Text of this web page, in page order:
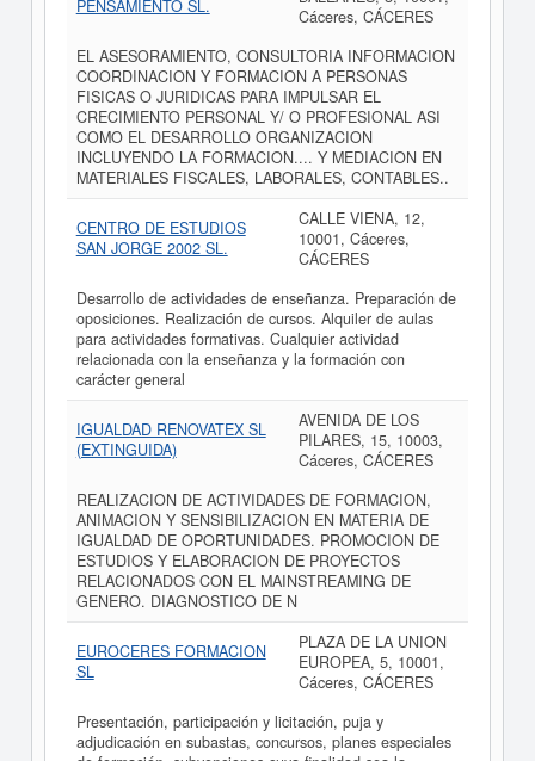
PENSAMIENTO SL.
Cáceres, CÁCERES
EL ASESORAMIENTO, CONSULTORIA INFORMACION
COORDINACION Y FORMACION A PERSONAS
FISICAS O JURIDICAS PARA IMPULSAR EL
CRECIMIENTO PERSONAL Y/ O PROFESIONAL ASI
COMO EL DESARROLLO ORGANIZACION
INCLUYENDO LA FORMACION.... Y MEDIACION EN
MATERIALES FISCALES, LABORALES, CONTABLES..
CENTRO DE ESTUDIOS
SAN JORGE 2002 SL.
CALLE VIENA, 12,
10001, Cáceres,
CÁCERES
Desarrollo de actividades de enseñanza. Preparación de
oposiciones. Realización de cursos. Alquiler de aulas
para actividades formativas. Cualquier actividad
relacionada con la enseñanza y la formación con
carácter general
IGUALDAD RENOVATEX SL
(EXTINGUIDA)
AVENIDA DE LOS
PILARES, 15, 10003,
Cáceres, CÁCERES
REALIZACION DE ACTIVIDADES DE FORMACION,
ANIMACION Y SENSIBILIZACION EN MATERIA DE
IGUALDAD DE OPORTUNIDADES. PROMOCION DE
ESTUDIOS Y ELABORACION DE PROYECTOS
RELACIONADOS CON EL MAINSTREAMING DE
GENERO. DIAGNOSTICO DE N
EUROCERES FORMACION
SL
PLAZA DE LA UNION
EUROPEA, 5, 10001,
Cáceres, CÁCERES
Presentación, participación y licitación, puja y
adjudicación en subastas, concursos, planes especiales